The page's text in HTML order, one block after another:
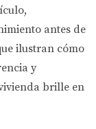
antes de
ilustran cómo
y
brille en